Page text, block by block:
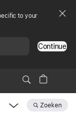
to your
Continue
Zoeken